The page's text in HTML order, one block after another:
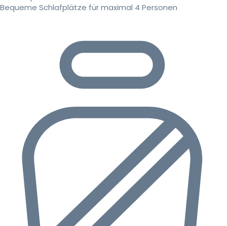
Bequeme Schlafplätze für maximal 4 Personen